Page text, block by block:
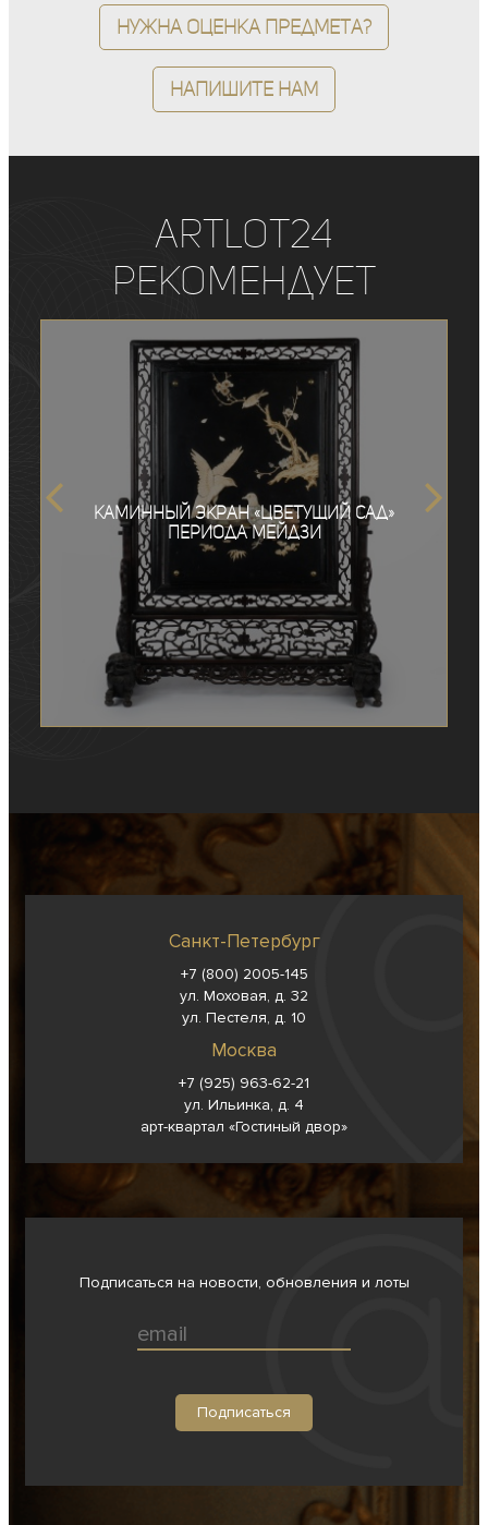
Нужна оценка предмета?
Напишите нам
ArtLot24
рекомендует
Каминный экран «Цветущий сад»
периода Мейдзи
Санкт-Петербург
+7 (800) 2005-145
ул. Моховая, д. 32
ул. Пестеля, д. 10
Москва
+7 (925) 963-62-21
ул. Ильинка, д. 4
арт-квартал «Гостиный двор»
Подписаться на новости, обновления и лоты